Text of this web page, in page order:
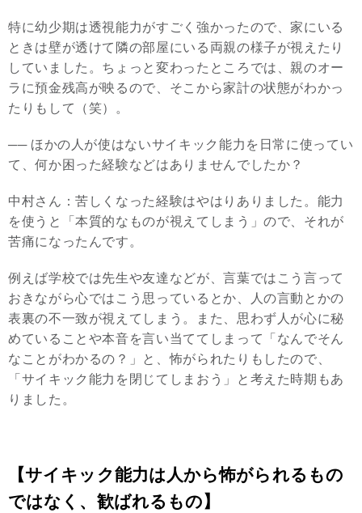
特に幼少期は透視能力がすごく強かったので、家にいる
ときは壁が透けて隣の部屋にいる両親の様子が視えたり
していました。ちょっと変わったところでは、親のオー
ラに預金残高が映るので、そこから家計の状態がわかっ
たりもして（笑）。
── ほかの人が使はないサイキック能力を日常に使ってい
て、何か困った経験などはありませんでしたか？
中村さん：苦しくなった経験はやはりありました。能力
を使うと「本質的なものが視えてしまう」ので、それが
苦痛になったんです。
例えば学校では先生や友達などが、言葉ではこう言って
おきながら心ではこう思っているとか、人の言動とかの
表裏の不一致が視えてしまう。また、思わず人が心に秘
めていることや本音を言い当ててしまって「なんでそん
なことがわかるの？」と、怖がられたりもしたので、
「サイキック能力を閉じてしまおう」と考えた時期もあ
りました。
【サイキック能力は人から怖がられるもの
ではなく、歓ばれるもの】